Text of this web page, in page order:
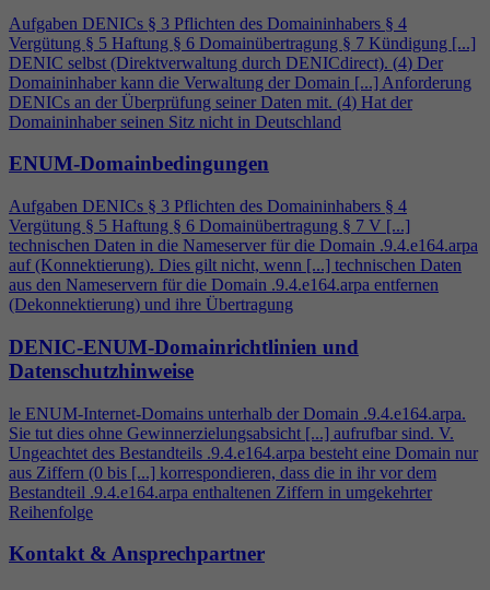
Aufgaben DENICs § 3 Pflichten des Domaininhabers § 4
Vergütung § 5 Haftung § 6 Domainübertragung § 7 Kündigung [...]
DENIC selbst (Direktverwaltung durch DENICdirect). (4) Der
Domaininhaber kann die Verwaltung der Domain [...] Anforderung
DENICs an der Überprüfung seiner Daten mit. (4) Hat der
Domaininhaber seinen Sitz nicht in Deutschland
ENUM-Domainbedingungen
Aufgaben DENICs § 3 Pflichten des Domaininhabers § 4
Vergütung § 5 Haftung § 6 Domainübertragung § 7 V [...]
technischen Daten in die Nameserver für die Domain .9.4.e164.arpa
auf (Konnektierung). Dies gilt nicht, wenn [...] technischen Daten
aus den Nameservern für die Domain .9.4.e164.arpa entfernen
(Dekonnektierung) und ihre Übertragung
DENIC-ENUM-Domainrichtlinien und
Datenschutzhinweise
le ENUM-Internet-Domains unterhalb der Domain .9.4.e164.arpa.
Sie tut dies ohne Gewinnerzielungsabsicht [...] aufrufbar sind. V.
Ungeachtet des Bestandteils .9.4.e164.arpa besteht eine Domain nur
aus Ziffern (0 bis [...] korrespondieren, dass die in ihr vor dem
Bestandteil .9.4.e164.arpa enthaltenen Ziffern in umgekehrter
Reihenfolge
Kontakt & Ansprechpartner